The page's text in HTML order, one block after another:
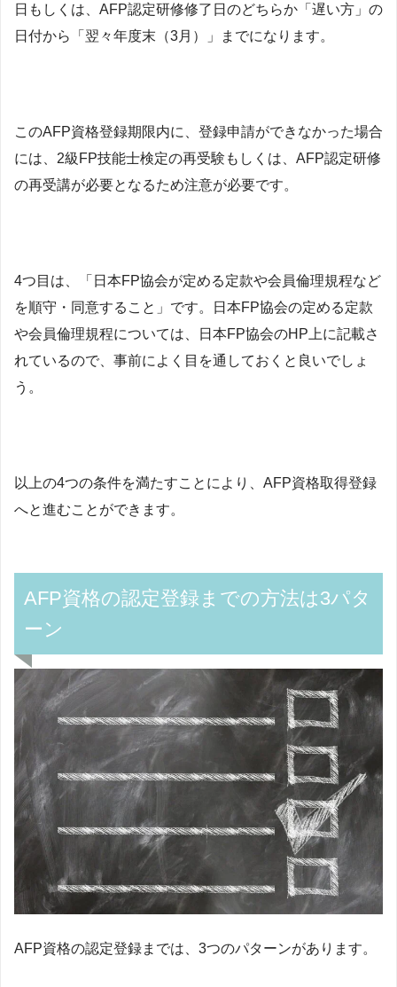
日もしくは、AFP認定研修修了日のどちらか「遅い方」の
日付から「翌々年度末（3月）」までになります。
このAFP資格登録期限内に、登録申請ができなかった場合
には、2級FP技能士検定の再受験もしくは、AFP認定研修
の再受講が必要となるため注意が必要です。
4つ目は、「日本FP協会が定める定款や会員倫理規程など
を順守・同意すること」です。日本FP協会の定める定款
や会員倫理規程については、日本FP協会のHP上に記載さ
れているので、事前によく目を通しておくと良いでしょ
う。
以上の4つの条件を満たすことにより、AFP資格取得登録
へと進むことができます。
AFP資格の認定登録までの方法は3パタ
ーン
AFP資格の認定登録までは、3つのパターンがあります。